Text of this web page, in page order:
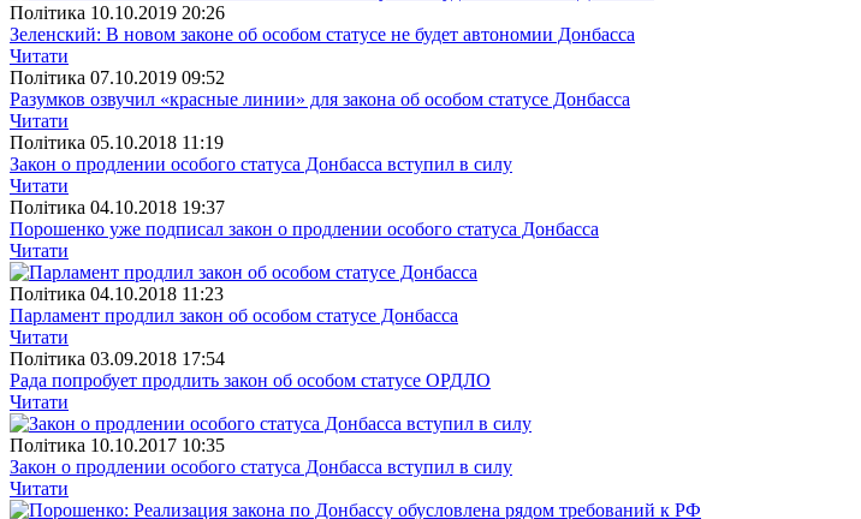
Полiтика 10.10.2019 20:26
Зеленский: В новом законе об особом статусе не будет автономии Донбасса
Читати
Полiтика 07.10.2019 09:52
Разумков озвучил «красные линии» для закона об особом статусе Донбасса
Читати
Полiтика 05.10.2018 11:19
Закон о продлении особого статуса Донбасса вступил в силу
Читати
Полiтика 04.10.2018 19:37
Порошенко уже подписал закон о продлении особого статуса Донбасса
Читати
Полiтика 04.10.2018 11:23
Парламент продлил закон об особом статусе Донбасса
Читати
Полiтика 03.09.2018 17:54
Рада попробует продлить закон об особом статусе ОРДЛО
Читати
Полiтика 10.10.2017 10:35
Закон о продлении особого статуса Донбасса вступил в силу
Читати